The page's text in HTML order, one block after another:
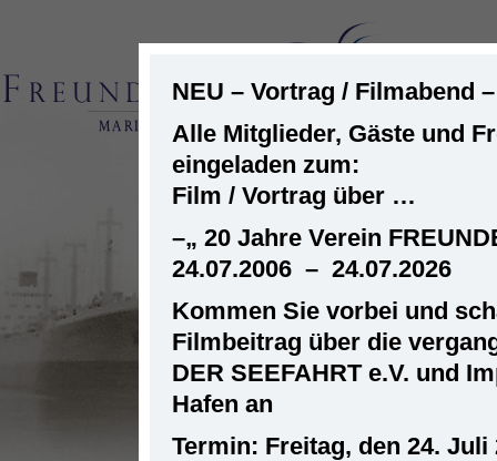
NEU – Vortrag / Filmabend
Alle Mitglieder, Gäste und
eingeladen zum:
Film / Vortrag über …
–„ 20 Jahre Verein
24.07.2006 – 24.07.2026
Kommen Sie vorbei und
Filmbeitrag über die
DER SEEFAHRT e.V. und
Hafen an
Termin: Freitag, den 24. Juli